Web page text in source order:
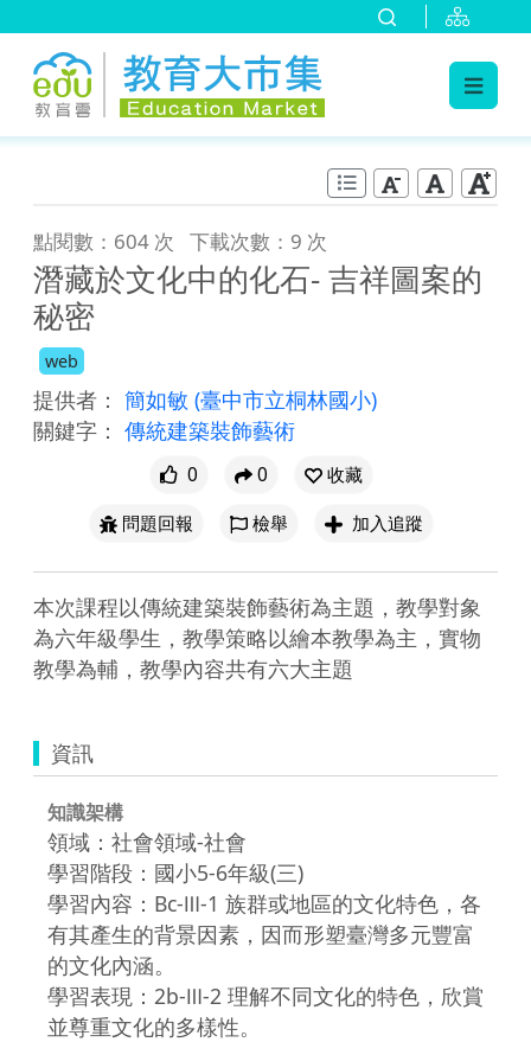
點閱數：604 次 下載次數：9 次
潛藏於文化中的化石- 吉祥圖案的
秘密
web
提供者： 簡如敏 (臺中市立桐林國小)
關鍵字： 傳統建築裝飾藝術
0 0
收藏
問題回報
檢舉 加入追蹤
本次課程以傳統建築裝飾藝術為主題，教學對象
為六年級學生，教學策略以繪本教學為主，實物
教學為輔，教學內容共有六大主題
資訊
知識架構
領域：社會領域-社會
學習階段：國小5-6年級(三)
學習內容：Bc-Ⅲ-1 族群或地區的文化特色，各
有其產生的背景因素，因而形塑臺灣多元豐富
的文化內涵。
學習表現：2b-Ⅲ-2 理解不同文化的特色，欣賞
並尊重文化的多樣性。